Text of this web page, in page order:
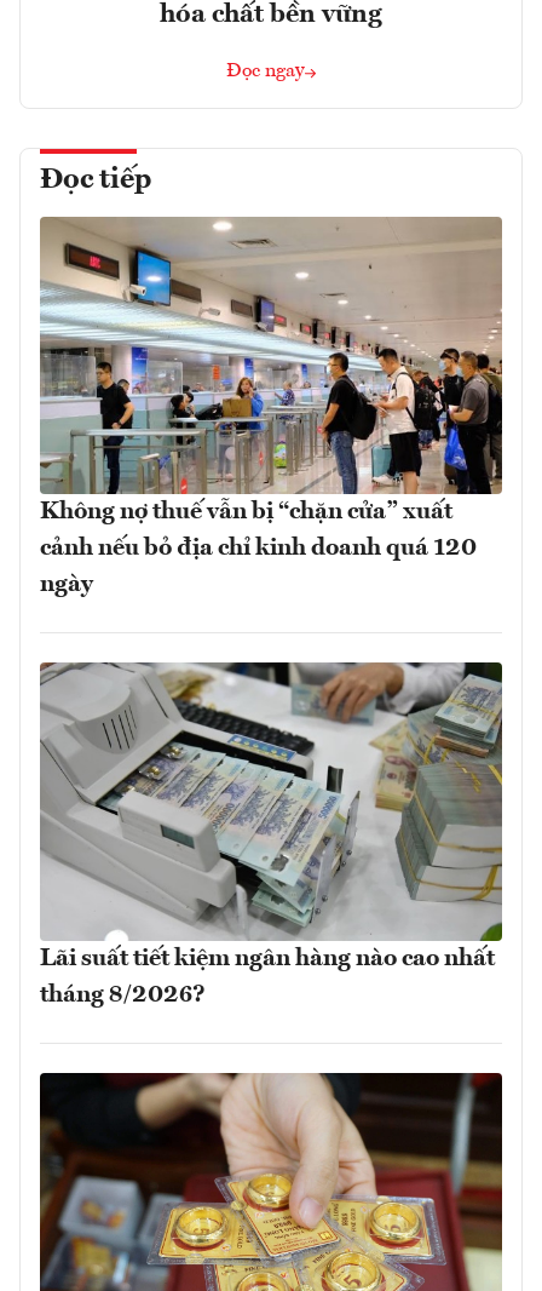
hóa chất bền vững
Đọc ngay
Đọc tiếp
Không nợ thuế vẫn bị “chặn cửa” xuất
cảnh nếu bỏ địa chỉ kinh doanh quá 120
ngày
Lãi suất tiết kiệm ngân hàng nào cao nhất
tháng 8/2026?